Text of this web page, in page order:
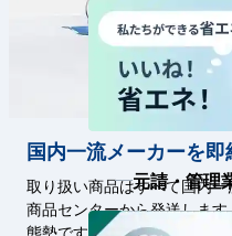
国内一流メーカーを
取り扱い商品はすべて国内
商品センターから発送しま
元請・管理